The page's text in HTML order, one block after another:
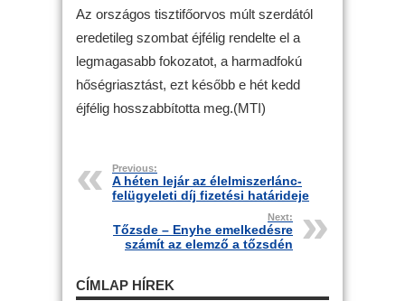
Az országos tisztifőorvos múlt szerdától
eredetileg szombat éjfélig rendelte el a
legmagasabb fokozatot, a harmadfokú
hőségriasztást, ezt később e hét kedd
éjfélig hosszabbította meg.(MTI)
Previous:
A héten lejár az élelmiszerlánc-
felügyeleti díj fizetési határideje
Next:
Tőzsde – Enyhe emelkedésre
számít az elemző a tőzsdén
CÍMLAP HÍREK